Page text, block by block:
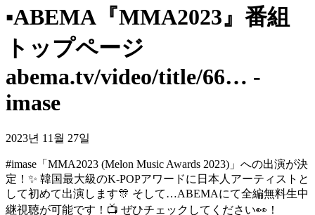
▪︎ABEMA『MMA2023』番組
トップページ
abema.tv/video/title/66… -
imase
2023년 11월 27일
#imase「MMA2023 (Melon Music Awards 2023)」への出演が決
定！✨ 韓国最大級のK-POPアワードに日本人アーティストと
して初めて出演します🎊 そして…ABEMAにて全編無料生中
継視聴が可能です！📺 ぜひチェックしてください👀！